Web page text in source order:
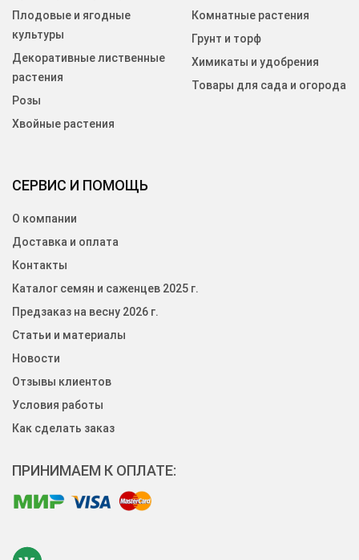
СЕРВИС И ПОМОЩЬ
О компании
Доставка и оплата
Контакты
Каталог семян и саженцев 2025 г.
Предзаказ на весну 2026 г.
Статьи и материалы
Новости
Отзывы клиентов
Условия работы
Как сделать заказ
Плодовые и ягодные
культуры
Декоративные лиственные
растения
Розы
Хвойные растения
Комнатные растения
Грунт и торф
Химикаты и удобрения
Товары для сада и огорода
ПРИНИМАЕМ К ОПЛАТЕ: